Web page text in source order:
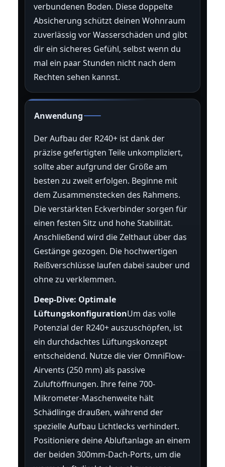
verbundenen Boden. Diese doppelte
Absicherung schützt deinen Wohnraum
zuverlässig vor Wasserschäden und gibt
dir ein sicheres Gefühl, selbst wenn du
mal ein paar Stunden nicht nach dem
Rechten sehen kannst.
Anwendung
Der Aufbau der R240+ ist dank der
präzise gefertigten Teile unkompliziert,
sollte aber aufgrund der Größe am
besten zu zweit erfolgen. Beginne mit
dem Zusammenstecken des Rahmens.
Die verstärkten Eckverbinder sorgen für
einen festen Sitz und hohe Stabilität.
Anschließend wird die Zelthaut über das
Gestänge gezogen. Die hochwertigen
Reißverschlüsse laufen dabei sauber und
ohne zu verklemmen.
Deep-Dive: Optimale
LüftungskonfigurationUm das volle
Potenzial der R240+ auszuschöpfen, ist
ein durchdachtes Lüftungskonzept
entscheidend. Nutze die vier OmniFlow-
Airvents (250 mm) als passive
Zuluftöffnungen. Ihre feine 700-
Mikrometer-Maschenweite hält
Schädlinge draußen, während der
spezielle Aufbau Lichtlecks verhindert.
Positioniere deine Abluftanlage an einem
der beiden 300mm-Dach-Ports, um die